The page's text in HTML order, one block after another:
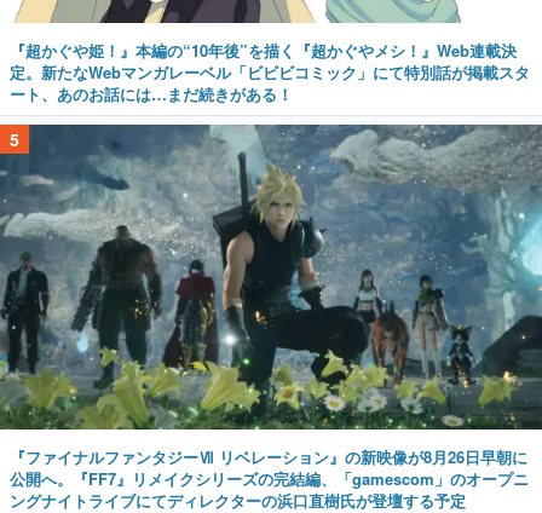
『超かぐや姫！』本編の“10年後”を描く『超かぐやメシ！』Web連載決
定。新たなWebマンガレーベル「ビビビコミック」にて特別話が掲載スタ
ート、あのお話には…まだ続きがある！
5
『ファイナルファンタジーⅦ リベレーション』の新映像が8月26日早朝に
公開へ。『FF7』リメイクシリーズの完結編、「gamescom」のオープニ
ングナイトライブにてディレクターの浜口直樹氏が登壇する予定